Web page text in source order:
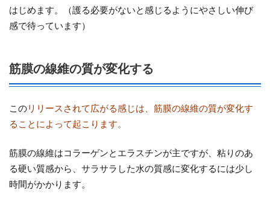
はじめます。（護る必要がないと感じるようにやさしい伸び
感で待っています）
筋膜の線維の質が変化する
このリリースされて広がる感じは、筋膜の線維の質が変化す
ることによって起こります。
筋膜の線維はコラーゲンとエラスチンが主ですが、粘りのあ
る硬い質感から、サラサラした水の質感に変化するには少し
時間がかかります。